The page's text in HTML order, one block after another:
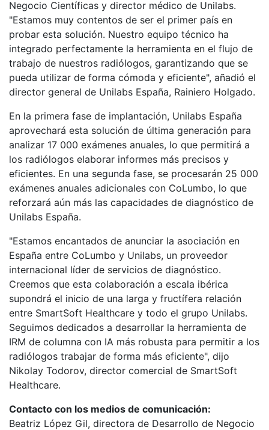
Negocio Científicas y director médico de Unilabs.
"Estamos muy contentos de ser el primer país en
probar esta solución. Nuestro equipo técnico ha
integrado perfectamente la herramienta en el flujo de
trabajo de nuestros radiólogos, garantizando que se
pueda utilizar de forma cómoda y eficiente", añadió el
director general de Unilabs España, Rainiero Holgado.
En la primera fase de implantación, Unilabs España
aprovechará esta solución de última generación para
analizar 17 000 exámenes anuales, lo que permitirá a
los radiólogos elaborar informes más precisos y
eficientes. En una segunda fase, se procesarán 25 000
exámenes anuales adicionales con CoLumbo, lo que
reforzará aún más las capacidades de diagnóstico de
Unilabs España.
"Estamos encantados de anunciar la asociación en
España entre CoLumbo y Unilabs, un proveedor
internacional líder de servicios de diagnóstico.
Creemos que esta colaboración a escala ibérica
supondrá el inicio de una larga y fructífera relación
entre SmartSoft Healthcare y todo el grupo Unilabs.
Seguimos dedicados a desarrollar la herramienta de
IRM de columna con IA más robusta para permitir a los
radiólogos trabajar de forma más eficiente", dijo
Nikolay Todorov, director comercial de SmartSoft
Healthcare.
Contacto con los medios de comunicación:
Beatriz López Gil, directora de Desarrollo de Negocio